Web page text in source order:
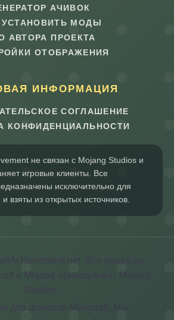
АЧИВОК
УСТАНОВИТЬ МОДЫ
АВТОРА ПРОЕКТА
ОТОБРАЖЕНИЯ
ИНФОРМАЦИЯ
СОГЛАШЕНИЕ
КОНФИДЕНЦИАЛЬНОСТИ
не связан с Mojang Studios и
игровые клиенты. Все
исключительно для
взяты из открытых источников.
Все права на
и Mojang принадлежат Mojang
для фанатов Minecraft. Мы